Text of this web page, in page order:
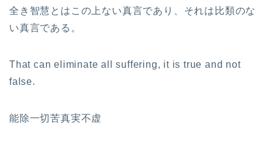
全き智慧とはこの上ない真言であり、それは比類のな
い真言である。
That can eliminate all suffering, it is true and not
false.
能除一切苦真実不虚